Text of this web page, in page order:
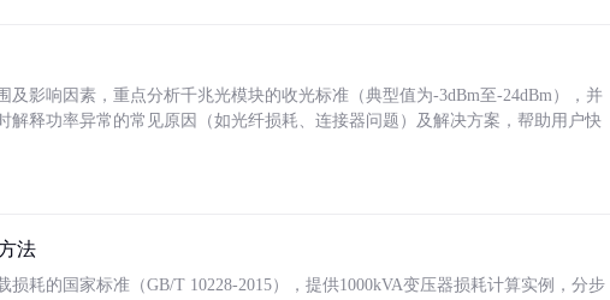
影响因素，重点分析千兆光模块的收光标准（典型值为-3dBm至-24dBm），并
解释功率异常的常见原因（如光纤损耗、连接器问题）及解决方案，帮助用户快
法
耗的国家标准（GB/T 10228-2015），提供1000kVA变压器损耗计算实例，分步